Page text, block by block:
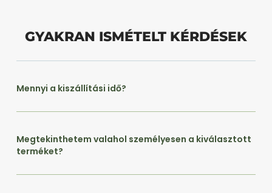
GYAKRAN ISMÉTELT KÉRDÉSEK
Mennyi a kiszállítási idő?
Megtekinthetem valahol személyesen a kiválasztott
terméket?